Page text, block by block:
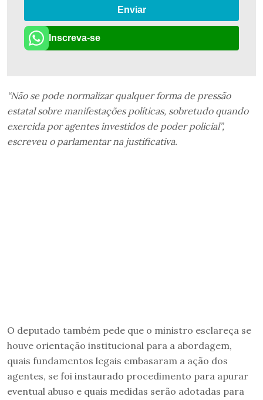
Enviar
Inscreva-se
“Não se pode normalizar qualquer forma de pressão
estatal sobre manifestações políticas, sobretudo quando
exercida por agentes investidos de poder policial”,
escreveu o parlamentar na justificativa.
O deputado também pede que o ministro esclareça se
houve orientação institucional para a abordagem,
quais fundamentos legais embasaram a ação dos
agentes, se foi instaurado procedimento para apurar
eventual abuso e quais medidas serão adotadas para